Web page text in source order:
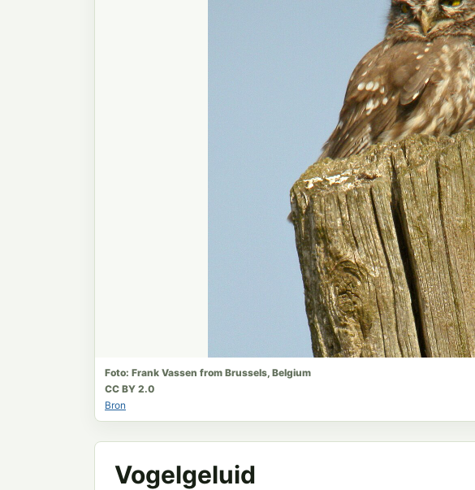
Foto: Frank Vassen from Brussels, Belgium
CC BY 2.0
Bron
Vogelgeluid